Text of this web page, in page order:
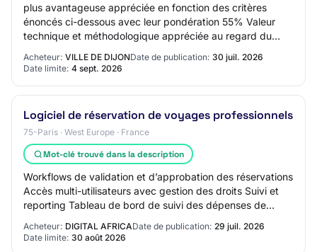
plus avantageuse appréciée en fonction des critères
énoncés ci-dessous avec leur pondération 55% Valeur
technique et méthodologique appréciée au regard du
Acheteur: VILLE DE DIJONDate de publication: 30 juil. 2026
Date limite: 4 sept. 2026
Logiciel de réservation de voyages professionnels
75-Paris · West Europe · France
Mot-clé trouvé dans la description
Workflows de validation et d’approbation des réservations
Accès multi-utilisateurs avec gestion des droits Suivi et
reporting Tableau de bord de suivi des dépenses de
Acheteur: DIGITAL AFRICADate de publication: 29 juil. 2026
Date limite: 30 août 2026